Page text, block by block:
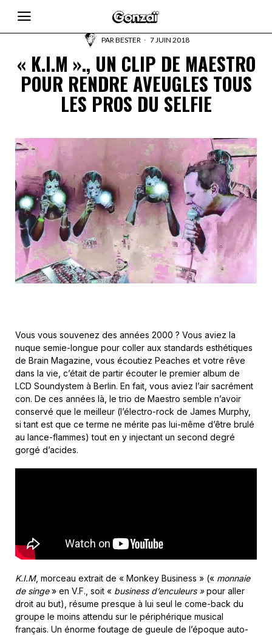
PARBESTER 7 JUIN 2018
« K.I.M »., UN CLIP DE MAESTRO
POUR RENDRE AVEUGLES TOUS
LES PROS DU SELFIE
Vous vous souvenez des années 2000 ? Vous aviez la
nuque semie-longue pour coller aux standards esthétiques
de Brain Magazine, vous écoutiez Peaches et votre rêve
dans la vie, c’était de partir écouter le premier album de
LCD Soundystem à Berlin. En fait, vous aviez l’air sacrément
con. De ces années là, le trio de Maestro semble n’avoir
conservé que le meilleur (l’électro-rock de James Murphy,
si tant est que ce terme ne mérite pas lui-même d’être brulé
au lance-flammes) tout en y injectant un second degré
gorgé d’acides.
K.I.M, morceau extrait de « Monkey Business » (« monnaie
de singe» en V.F., soit « business d’enculeurs »pour aller
droit au but), résume presque à lui seul le come-back du
groupe le moins attendu sur le périphérique musical
français. Un énorme foutage de gueule de l’époque auto-